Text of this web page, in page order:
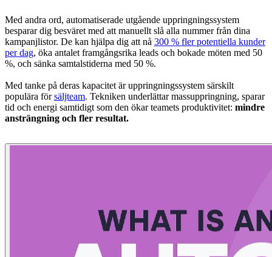
Med andra ord, automatiserade utgående uppringningssystem
besparar dig besväret med att manuellt slå alla nummer från dina
kampanjlistor. De kan hjälpa dig att nå 300 % fler potentiella kunder
per dag, öka antalet framgångsrika leads och bokade möten med 50
%, och sänka samtalstiderna med 50 %.
Med tanke på deras kapacitet är uppringningssystem särskilt
populära försäljteam. Tekniken underlättar massuppringning, sparar
tid och energi samtidigt som den ökar teamets produktivitet: mindre
ansträngning och fler resultat.